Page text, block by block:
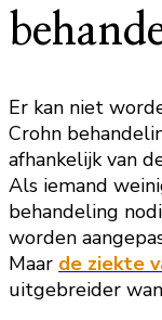
Er kan niet
Crohn
afhankelijk van
Als iemand
behandeling
worden
Maar de ziekte
uitgebreider